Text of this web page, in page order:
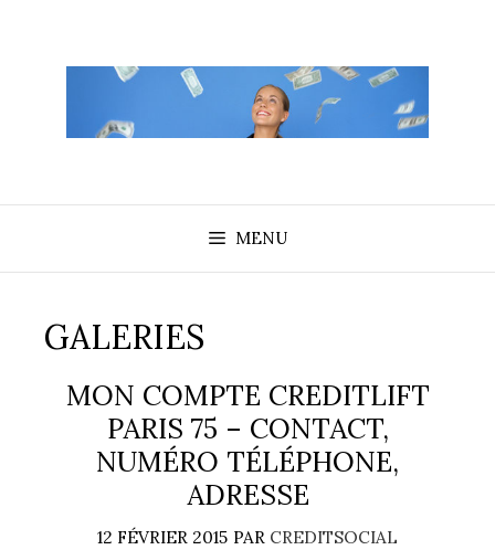
contenu
MENU
GALERIES
MON COMPTE CREDITLIFT
PARIS 75 – CONTACT,
NUMÉRO TÉLÉPHONE,
ADRESSE
12 FÉVRIER 2015 PAR CREDITSOCIAL